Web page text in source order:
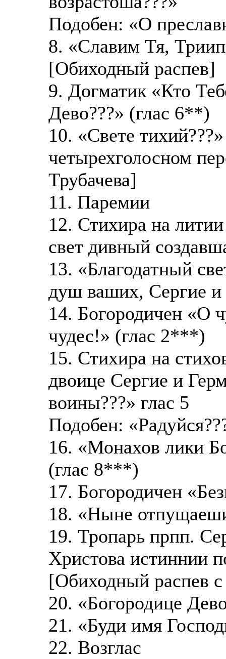
Подобен: «О
8. «Славим Тя,
[Обиходный распев]
9. Догматик «Кто
Дево???» (глас 6**)
10. «Свете
четырехголосном
Трубачева]
11. Паремии
12. Стихира на
свет дивный
13. «Благодатный
душ ваших, Сергие и
14. Богородичен «О
чудес!» (глас 2***)
15. Стихира на
двоице Сергие и
воины???» глас 5
Подобен:
16. «Монахов лики
(глас 8***)
17. Богородичен
18. «Ныне
19. Тропарь прпп.
Христова истиннии
[Обиходный распев
20. «Богородице
21. «Буди имя
22. Возглас